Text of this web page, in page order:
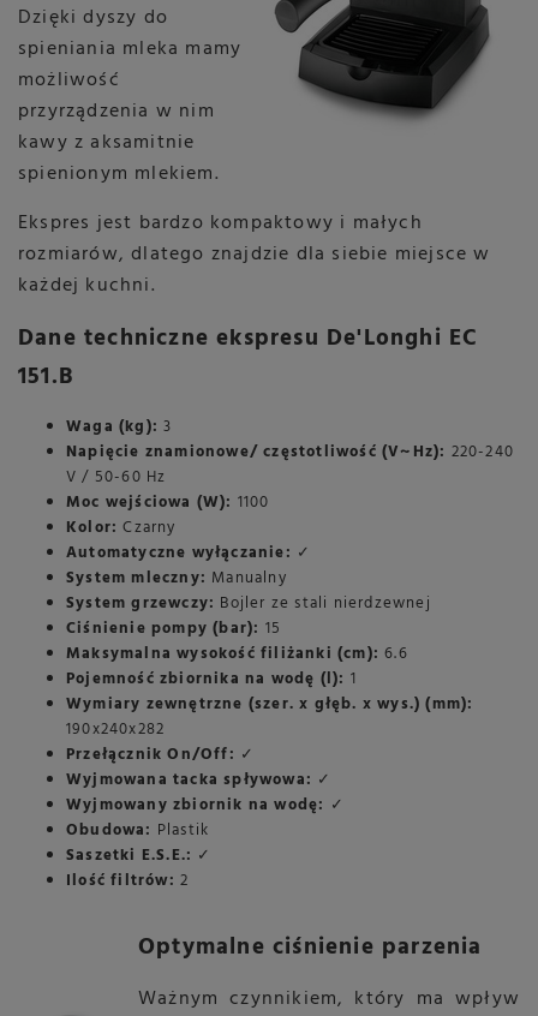
Dzięki dyszy do
spieniania mleka mamy
możliwość
przyrządzenia w nim
kawy z aksamitnie
spienionym mlekiem.
Ekspres jest bardzo kompaktowy i małych
rozmiarów, dlatego znajdzie dla siebie miejsce w
każdej kuchni.
Dane techniczne ekspresu De'Longhi EC
151.B
Waga (kg): 3
Napięcie znamionowe/ częstotliwość (V~Hz): 220-240
V / 50-60 Hz
Moc wejściowa (W): 1100
Kolor: Czarny
Automatyczne wyłączanie: ✓
System mleczny: Manualny
System grzewczy: Bojler ze stali nierdzewnej
Ciśnienie pompy (bar): 15
Maksymalna wysokość filiżanki (cm): 6.6
Pojemność zbiornika na wodę (l): 1
Wymiary zewnętrzne (szer. x głęb. x wys.) (mm):
190x240x282
Przełącznik On/Off: ✓
Wyjmowana tacka spływowa: ✓
Wyjmowany zbiornik na wodę: ✓
Obudowa: Plastik
Saszetki E.S.E.: ✓
Ilość filtrów: 2
Optymalne ciśnienie parzenia
Ważnym czynnikiem, który ma wpływ